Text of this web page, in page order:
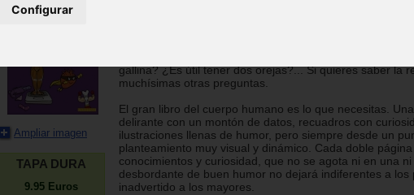
Configurar
Ampliar imagen
TAPA DURA
9.95 Euros
gallina? ¿Es útil tener dos orejas?... Si quieres saber la
muchísimas otras preguntas.
El gran libro del cuerpo humano es lo que necesitas.
delirante con un montón de datos, recuadros con
ilustraciones llenas de humor, pero siempre desde un
planteamiento muy visual y dinámico. Cada doble
conocimientos y curiosidad, que no se agota ni en una
desbordante de buen humor no dejará indiferentes a
inadvertido a los mayores.